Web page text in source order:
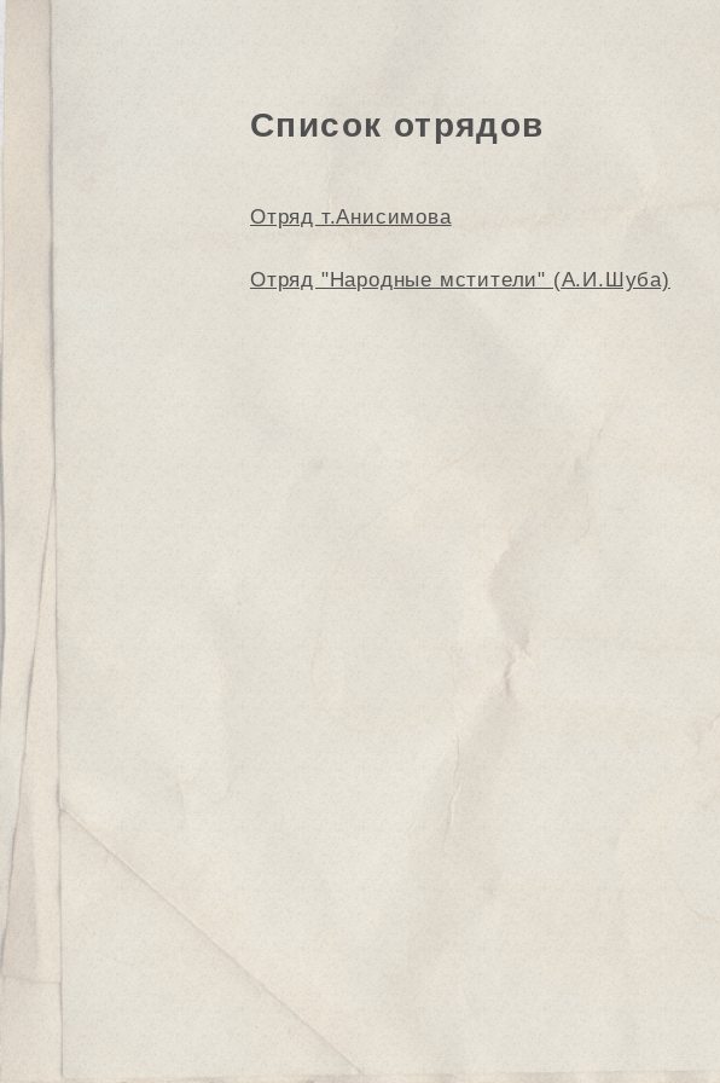
Список отрядов
Отряд т.Анисимова
Отряд "Народные мстители" (А.И.Шуба)